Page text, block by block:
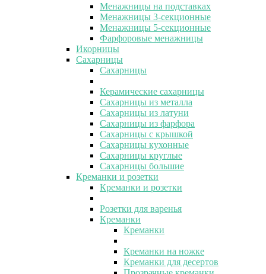
Менажницы на подставках
Менажницы 3-секционные
Менажницы 5-секционные
Фарфоровые менажницы
Икорницы
Сахарницы
Сахарницы
Керамические сахарницы
Сахарницы из металла
Сахарницы из латуни
Сахарницы из фарфора
Сахарницы с крышкой
Сахарницы кухонные
Сахарницы круглые
Сахарницы большие
Креманки и розетки
Креманки и розетки
Розетки для варенья
Креманки
Креманки
Креманки на ножке
Креманки для десертов